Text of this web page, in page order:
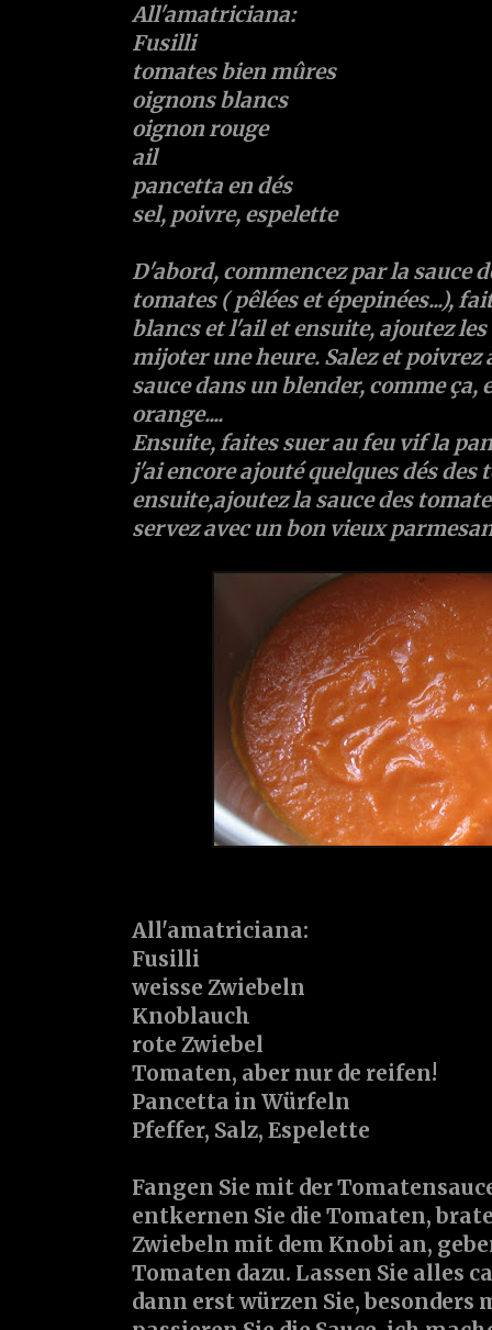
All'amatriciana:
Fusilli
tomates bien mûres
oignons blancs
oignon rouge
ail
pancetta en dés
sel, poivre, espelette
D'abord, commencez par la sauce
tomates ( pêlées et épepinées...),
blancs et l'ail et ensuite, ajoutez
mijoter une heure. Salez et
sauce dans un blender, comme ça,
orange....
Ensuite, faites suer au feu vif la
j'ai encore ajouté quelques dés
ensuite,ajoutez la sauce des
servez avec un bon vieux
All'amatriciana:
Fusilli
weisse Zwiebeln
Knoblauch
rote Zwiebel
Tomaten, aber nur de reifen!
Pancetta in Würfeln
Pfeffer, Salz, Espelette
Fangen Sie mit der
entkernen Sie die Tomaten,
Zwiebeln mit dem Knobi an,
Tomaten dazu. Lassen Sie alles
dann erst würzen Sie, besonders